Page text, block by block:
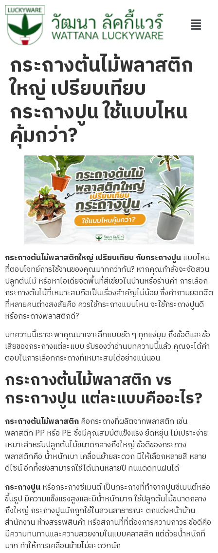
กระถางต้นไม้พลาสติก
ใหญ่ เปรียบเทียบ
กระถางปูน ใช้แบบไหน
คุ้มกว่า?
กระถางต้นไม้พลาสติกใหญ่ เปรียบเทียบกับกระถางปูนแบบไหน
ที่ตอบโจทย์การใช้งานของคุณมากกว่ากัน? หากคุณกำลังจะจัดสวน
ปลูกต้นไม้ หรือหาไอเดียจัดพื้นที่สีเขียวในบ้านหรือร้านค้า การเลือก
กระถางต้นไม้ที่เหมาะสมถือเป็นเรื่องสำคัญไม่น้อย ซึ่งคำถามยอดฮิต
ที่หลายคนต่างสงสัยคือ ควรใช้กระถางแบบไหน จะใช้กระถางปูนดี
หรือกระถางพลาสติกดี?
บทความนี้เราจะพาคุณมาเจาะลึกแบบชัด ๆ ทุกแง่มุม ถึงข้อดีและข้อ
เสียของกระถางแต่ละแบบ รับรองว่าอ่านบทความนี้แล้ว คุณจะได้คำ
ตอบในการเลือกกระถางที่เหมาะสมได้อย่างแน่นอน
กระถางต้นไม้พลาสติกvs
กระถางปูน แต่ละแบบคืออะไร?
กระถางต้นไม้พลาสติกคือกระถางที่ผลิตจากพลาสติก เช่น
พลาสติก PP หรือ PE ซึ่งมีคุณสมบัติแข็งแรง ยืดหยุ่น ไม่เปราะง่าย
เหมาะสำหรับปลูกต้นไม้ขนาดกลางถึงใหญ่ ข้อดีของกระถาง
พลาสติกคือ น้ำหนักเบา เคลื่อนย้ายสะดวก มีให้เลือกหลายสี หลาย
ดีไซน์ อีกทั้งยังสามารถใช้ได้นานหลายปี ทนแดดทนฝนได้
กระถางปูนหรือกระถางซีเมนต์ เป็นกระถางที่ทำจากปูนซีเมนต์หล่อ
ขึ้นรูป มีความแข็งแรงสูงและมีน้ำหนักมาก ใช้ปลูกต้นไม้ขนาดกลาง
ถึงใหญ่ กระถางปูนมักถูกใช้ในสวนสาธารณะ ตกแต่งหน้าบ้าน
สำนักงาน ห้างสรรพสินค้า หรือสถานที่ที่ต้องการความถาวร ข้อดีคือ
มีความทนทานและความสวยงามในแบบคลาสสิก แต่ด้วยน้ำหนักที่
มาก ทำให้การเคลื่อนย้ายไม่สะดวกนัก